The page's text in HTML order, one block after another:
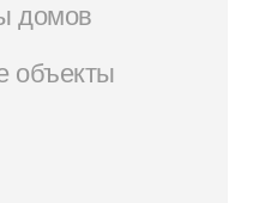
домов
объекты